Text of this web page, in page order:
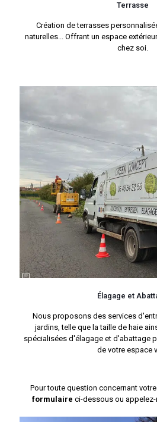
Terrasse
Création de terrasses
naturelles... Offrant un espace
chez soi.
Élagage et
Nous proposons des services
jardins, telle que la taille de haie
spécialisées d'élagage et d'abattage
de votre espace
Pour toute question concernant
formulaire ci-dessous ou appelez-